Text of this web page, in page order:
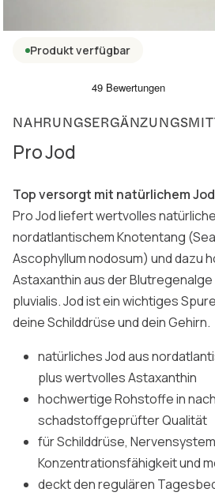
Produkt verfügbar
Pro Jod
Top versorgt mit natürlichem
Pro Jod liefert wertvolles
nordatlantischem Knotentang
Ascophyllum nodosum) und dazu
Astaxanthin aus der
pluvialis. Jod ist ein wichtiges
deine Schilddrüse und dein Gehirn.
natürliches Jod aus
plus wertvolles Astaxanthin
hochwertige Rohstoffe in
schadstoffgeprüfter Qualität
für Schilddrüse,
Konzentrationsfähigkeit und
deckt den regulären